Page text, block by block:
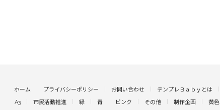
ホーム プライバシーポリシー お問い合わせ テンプレＢａｂｙとは
A3
市民活動推進 緑 青 ピンク その他 制作企画 黄色